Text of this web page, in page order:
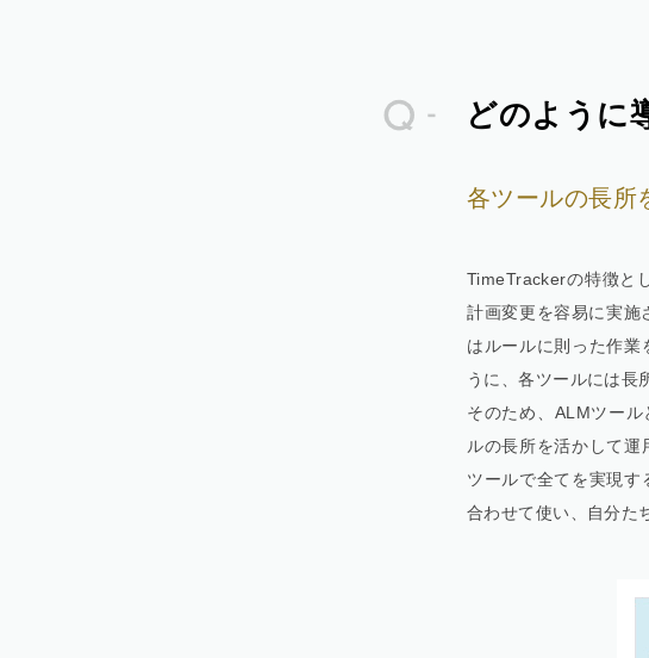
どのように
各ツールの長所
TimeTrackerの特徴と
計画変更を容易に実施
はルールに則った作業
うに、各ツールには長
そのため、ALMツー
ルの長所を活かして
ツールで全てを実現す
合わせて使い、自分た